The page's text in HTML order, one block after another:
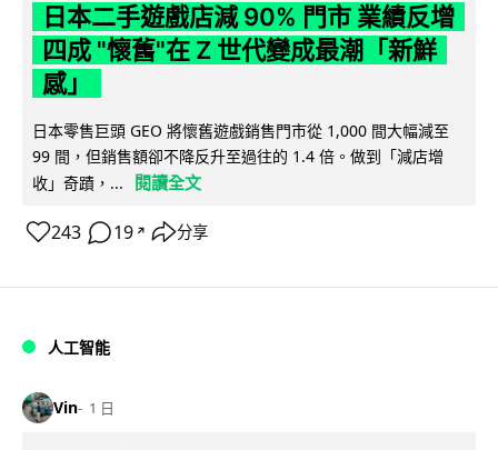
日本二手遊戲店減 90% 門市 業績反增
四成 "懷舊"在 Z 世代變成最潮「新鮮
感」
日本零售巨頭 GEO 將懷舊遊戲銷售門市從 1,000 間大幅減至
99 間，但銷售額卻不降反升至過往的 1.4 倍。做到「減店增
收」奇蹟，...
閱讀全文
243 19 ↗ 分享
人工智能
Vin 1 日